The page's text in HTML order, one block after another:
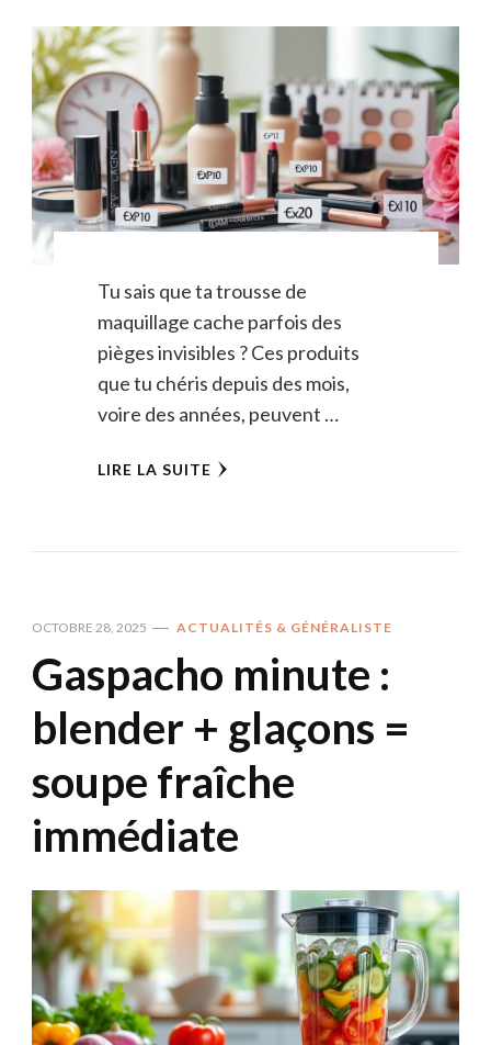
Tu sais que ta trousse de
maquillage cache parfois des
pièges invisibles ? Ces produits
que tu chéris depuis des mois,
voire des années, peuvent …
LIRE LA SUITE
OCTOBRE 28, 2025 ACTUALITÉS & GÉNÉRALISTE
Gaspacho minute :
blender + glaçons =
soupe fraîche
immédiate